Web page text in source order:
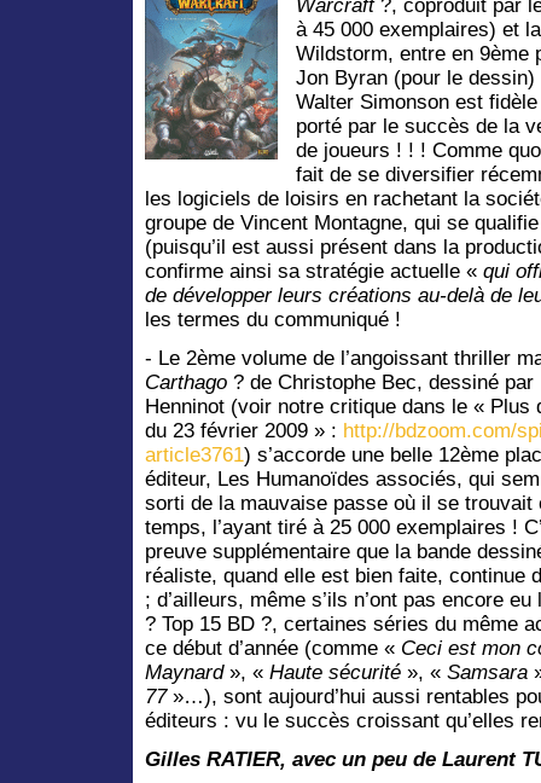
Warcraft?, coproduit par
à 45 000 exemplaires) et
Wildstorm, entre en 9ème
Jon Byran (pour le
Walter Simonson est fidèle
porté par le succès de la
de joueurs ! ! ! Comme
fait de se diversifier
les logiciels de loisirs en rachetant la
groupe de Vincent Montagne, qui se
(puisqu’il est aussi présent dans la
confirme ainsi sa stratégie actuelle « qui
de développer leurs créations au-delà de
les termes du communiqué !
- Le 2ème volume de l’angoissant thriller
Carthago ? de Christophe Bec, dessiné par
Henninot (voir notre critique dans le « Plus
du 23 février 2009 » : http://bdzoom.com/
article3761) s’accorde une belle 12ème
éditeur, Les Humanoïdes associés, qui
sorti de la mauvaise passe où il se trouvait
temps, l’ayant tiré à 25 000 exemplaires !
preuve supplémentaire que la bande
réaliste, quand elle est bien faite, continue
; d’ailleurs, même s’ils n’ont pas encore eu
? Top 15 BD ?, certaines séries du même
ce début d’année (comme « Ceci est mon
Maynard», « Haute sécurité », « Samsara
77»…), sont aujourd’hui aussi rentables
éditeurs : vu le succès croissant qu’elles
Gilles RATIER, avec un peu de Laurent